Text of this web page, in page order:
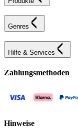
Genres
Hilfe & Services
Zahlungsmethoden
Hinweise